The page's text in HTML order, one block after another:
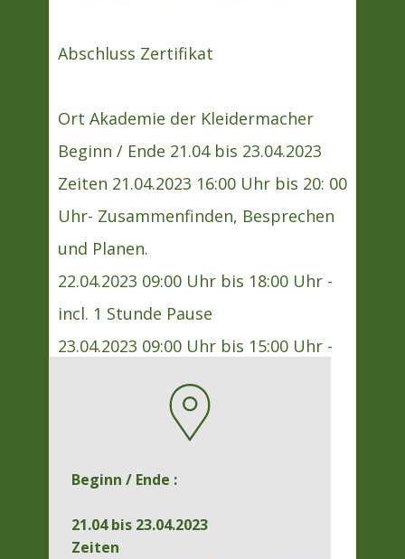
Abschluss Zertifikat
Ort Akademie der Kleidermacher
Beginn / Ende 21.04 bis 23.04.2023
Zeiten 21.04.2023 16:00 Uhr bis 20: 00
Uhr- Zusammenfinden, Besprechen
und Planen.
22.04.2023 09:00 Uhr bis 18:00 Uhr -
incl. 1 Stunde Pause
23.04.2023 09:00 Uhr bis 15:00 Uhr -
incl. 45 min Pause
Kosten 225,00 € incl. Mittagessen,
Ort Akademie der Kleidermacher
Beginn / Ende :
21.04 bis 23.04.2023
Zeiten